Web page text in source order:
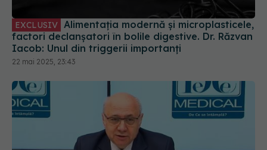
EXCLUSIV
factori declanșatori în bolile digestive. Dr. Răzvan
Iacob: Unul din triggerii importanți
22 mai 2025, 23:43